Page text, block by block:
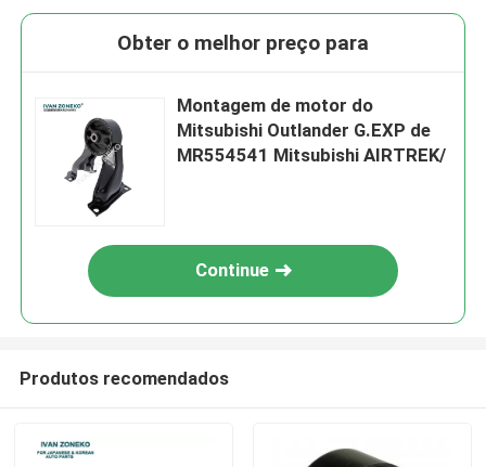
Obter o melhor preço para
Montagem de motor do
Mitsubishi Outlander G.EXP de
MR554541 Mitsubishi AIRTREK/
Continue
Produtos recomendados